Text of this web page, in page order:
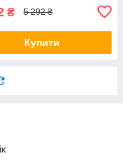
₴ 5 292 ₴
Купити